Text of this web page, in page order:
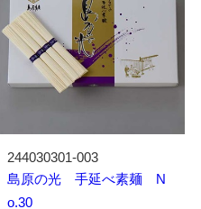
244030301-003
島原の光 手延べ素麺 N
o.30